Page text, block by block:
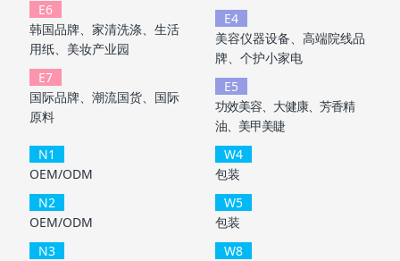
E6
韩国品牌、家清洗涤、生活
用纸、美妆产业园
E7
国际品牌、潮流国货、国际
原料
E4
美容仪器设备、高端院线品
牌、个护小家电
E5
功效美容、大健康、芳香精
油、美甲美睫
N1
OEM/ODM
N2
OEM/ODM
N3
W4
包装
W5
包装
W8